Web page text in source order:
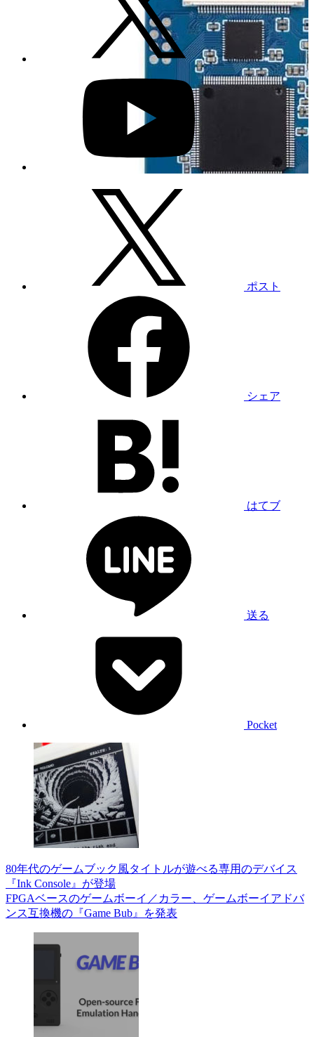
ポスト
シェア
はてブ
送る
Pocket
80年代のゲームブック風タイトルが遊べる専用のデバイス
『Ink Console』が登場
FPGAベースのゲームボーイ／カラー、ゲームボーイアドバ
ンス互換機の『Game Bub』を発表